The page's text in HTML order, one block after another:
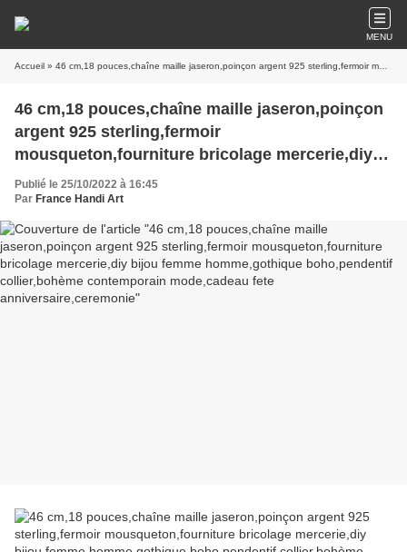
MENU
Accueil » 46 cm,18 pouces,chaîne maille jaseron,poinçon argent 925 sterling,fermoir mousqueton,fourniture bricolage mercerie,diy bijou femme homme,gothique boho,pendentif collier,bohème contemporain mode,cadeau fete anniversaire,ceremonie
46 cm,18 pouces,chaîne maille jaseron,poinçon
argent 925 sterling,fermoir
mousqueton,fourniture bricolage mercerie,diy
bijou femme homme,gothique boho,pendentif
collier,bohème contemporain mode,cadeau fete
anniversaire,ceremonie
Publié le 25/10/2022 à 16:45
Par France Handi Art